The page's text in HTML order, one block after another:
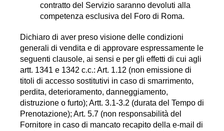
contratto del Servizio saranno devoluti alla
competenza esclusiva del Foro di Roma.
Dichiaro di aver preso visione delle condizioni
generali di vendita e di approvare espressamente le
seguenti clausole, ai sensi e per gli effetti di cui agli
artt. 1341 e 1342 c.c.: Art. 1.12 (non emissione di
titoli di accesso sostitutivi in caso di smarrimento,
perdita, deterioramento, danneggiamento,
distruzione o furto); Artt. 3.1-3.2 (durata del Tempo di
Prenotazione); Art. 5.7 (non responsabilità del
Fornitore in caso di mancato recapito della e-mail di